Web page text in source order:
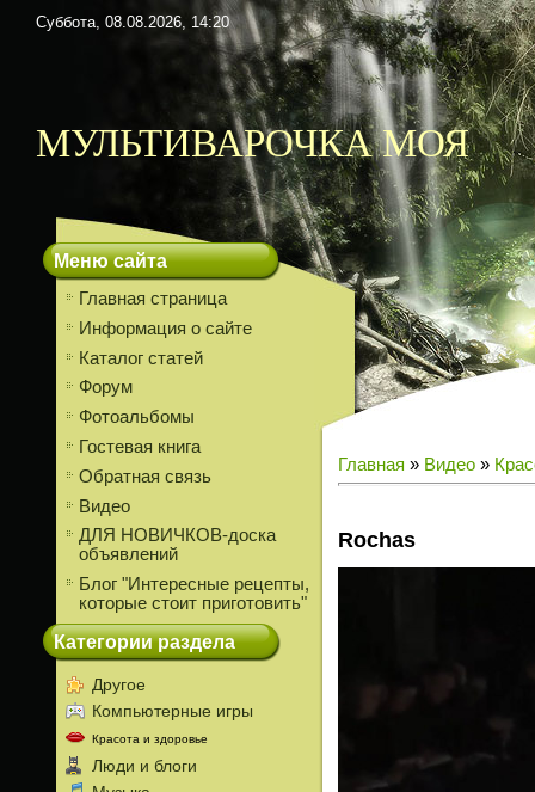
Суббота, 08.08.2026, 14:20
МУЛЬТИВАРОЧКА МОЯ
Меню сайта
Главная страница
Информация о сайте
Каталог статей
Форум
Фотоальбомы
Гостевая книга
Обратная связь
Видео
ДЛЯ НОВИЧКОВ-доска
объявлений
Блог "Интересные рецепты,
которые стоит приготовить"
Категории раздела
Другое
Компьютерные игры
Красота и здоровье
Люди и блоги
Главная » Видео »
Rochas